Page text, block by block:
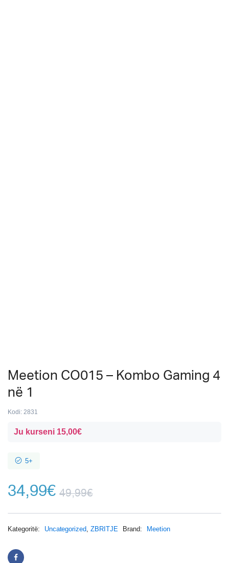
Meetion CO015 – Kombo Gaming 4
në 1
Kodi: 2831
Ju kurseni 15,00€
5+
49,99€
34,99€
Kategoritë: Uncategorized,ZBRITJE Brand: Meetion